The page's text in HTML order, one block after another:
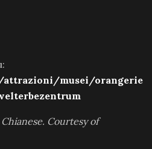
musei/orangerie
Courtesy of